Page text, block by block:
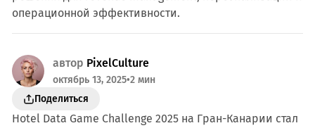
операционной эффективности.
автор PixelCulture
октябрь 13, 2025•2 мин
Поделиться
Hotel Data Game Challenge 2025 на Гран-Канарии стал